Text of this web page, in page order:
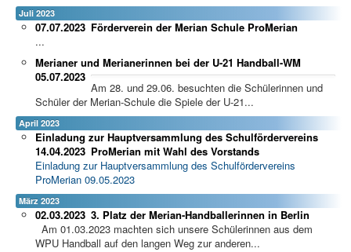
Juli 2023
Förderverein der Merian Schule ProMerian
07.07.2023
...
Merianer und Merianerinnen bei der U-21 Handball-WM
05.07.2023
Am 28. und 29.06. besuchten die Schülerinnen und
Schüler der Merian-Schule die Spiele der U-21...
April 2023
Einladung zur Hauptversammlung des Schulfördervereins
ProMerian mit Wahl des Vorstands
14.04.2023
Einladung zur Hauptversammlung des Schulfördervereins
ProMerian 09.05.2023
März 2023
3. Platz der Merian-Handballerinnen in Berlin
02.03.2023
Am 01.03.2023 machten sich unsere Schülerinnen aus dem
WPU Handball auf den langen Weg zur anderen...